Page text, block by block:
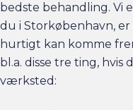
bedste behandling. Vi
du i Storkøbenhavn,
hurtigt kan komme
bl.a. disse tre ting, hvis
værksted: